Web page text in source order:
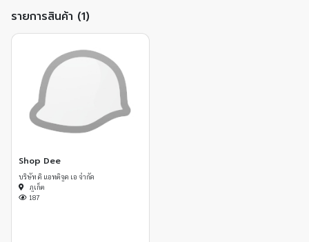
รายการสินค้า (1)
Shop Dee
บริษัท ดิ แอทติจูด เอ จำกัด
ภูเก็ต
187